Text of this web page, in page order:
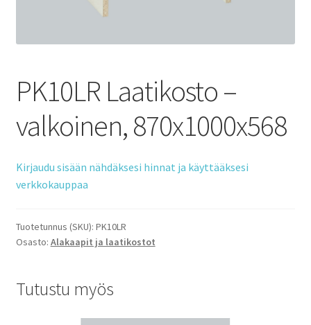
PK10LR Laatikosto –
valkoinen, 870x1000x568
Kirjaudu sisään nähdäksesi hinnat ja käyttääksesi
verkkokauppaa
Tuotetunnus (SKU): PK10LR
Osasto: Alakaapit ja laatikostot
Tutustu myös